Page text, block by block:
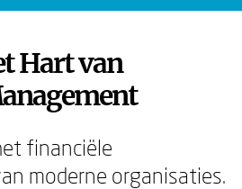
Hart van
financiële
moderne organisaties.